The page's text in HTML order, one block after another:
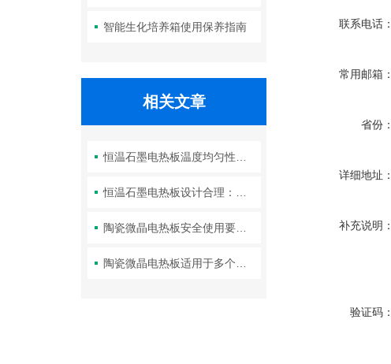
智能生化培养箱使用保养指南
相关文章
陶瓷微晶电热板安全使用要求有哪些？
联系电话：
常用邮箱：
省份：
详细地址：
补充说明：
验证码：